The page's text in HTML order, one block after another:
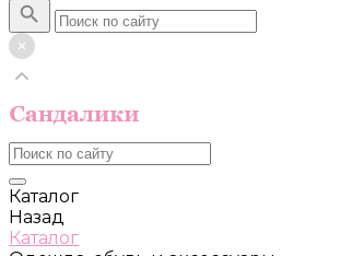
Каталог
Назад
Каталог